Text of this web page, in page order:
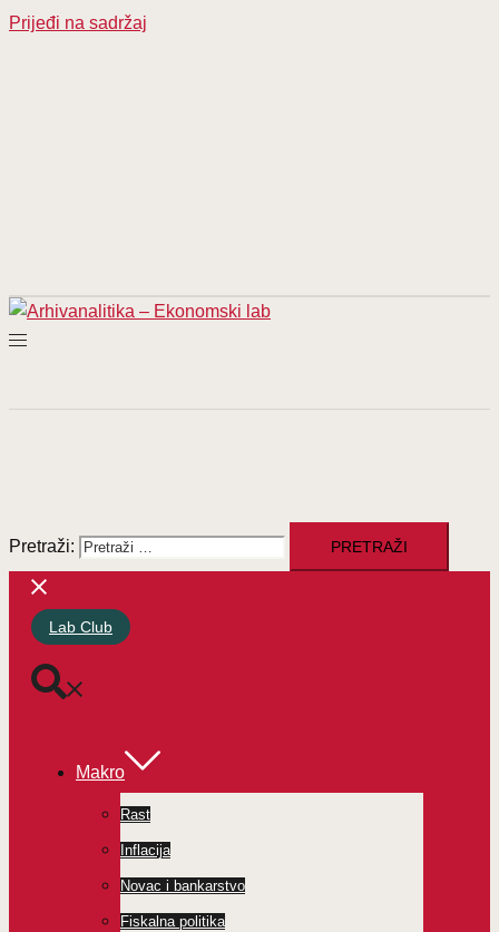
Prijeđi na sadržaj
Pretraži:
Lab Club
Makro
Rast
Inflacija
Novac i bankarstvo
Fiskalna politika